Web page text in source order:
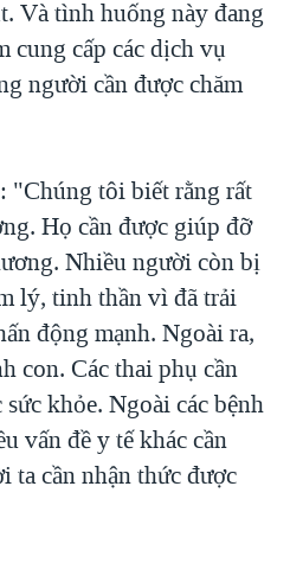
Và tình huống này đang
cung cấp các dịch vụ
người cần được chăm
"Chúng tôi biết rằng rất
Họ cần được giúp đỡ
Nhiều người còn bị
lý, tinh thần vì đã trải
động mạnh. Ngoài ra,
con. Các thai phụ cần
khỏe. Ngoài các bệnh
vấn đề y tế khác cần
ta cần nhận thức được